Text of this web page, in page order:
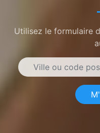
Utilisez le formulaire